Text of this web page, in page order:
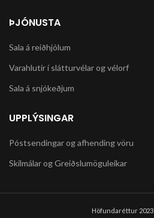
ÞJÓNUSTA
Sala á reiðhjólum
Varahlutir í slátturvélar og vélorf
Sala á snjókeðjum
UPPLÝSINGAR
Póstsendingar og afhending vöru
Skilmálar og Greiðslumöguleikar
Höfundaréttur 2023